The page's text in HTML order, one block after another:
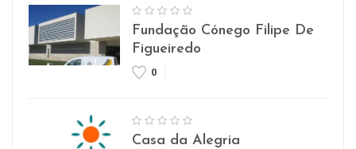
Fundação Cónego Filipe De
Figueiredo
0
Casa da Alegria